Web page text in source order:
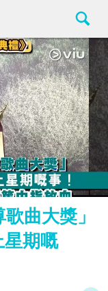
曲大獎」
期嘅